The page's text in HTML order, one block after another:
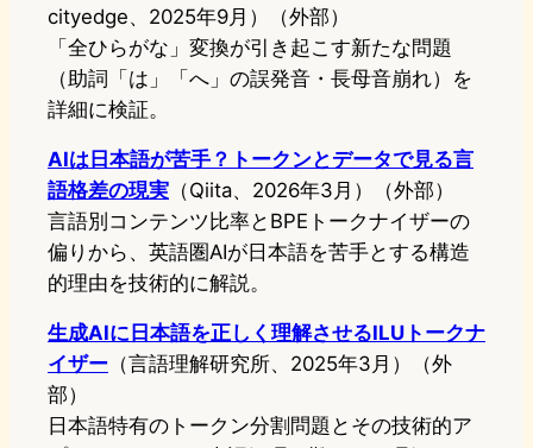
cityedge、2025年9月）（外部）
「全ひらがな」変換が引き起こす新たな問題
（助詞「は」「へ」の誤発音・長母音崩れ）を
詳細に検証。
AIは日本語が苦手？トークンとデータで見る言
語格差の現実 （Qiita、2026年3月）（外部）
言語別コンテンツ比率とBPEトークナイザーの
偏りから、英語圏AIが日本語を苦手とする構造
的理由を技術的に解説。
生成AIに日本語を正しく理解させるILUトークナ
イザー （言語理解研究所、2025年3月）（外
部）
日本語特有のトークン分割問題とその技術的ア